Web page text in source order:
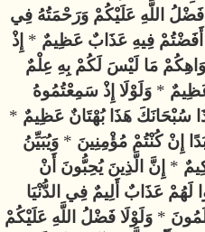
فَضْلُ اللَّهِ عَلَيْكُمْ وَرَحْمَتُهُ فِي
أَفَضْتُمْ فِيهِ عَذَابٌ عَظِيمٌ * إِذْ
مَا لَيْسَ لَكُمْ بِهِ عِلْمٌ
* وَلَوْلَا إِذْ سَمِعْتُمُوهُ
سُبْحَانَكَ هَذَا بُهْتَانٌ عَظِيمٌ *
إِنْ كُنْتُمْ مُؤْمِنِينَ * وَيُبَيِّنُ
* إِنَّ الَّذِينَ يُحِبُّونَ أَنْ
لَهُمْ عَذَابٌ أَلِيمٌ فِي الدُّنْيَا
* وَلَوْلَا فَضْلُ اللَّهِ عَلَيْكُمْ